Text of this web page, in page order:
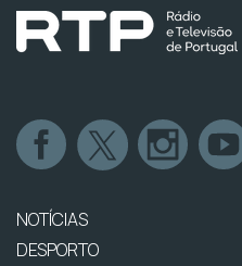
NOTÍCIAS
DESPORTO